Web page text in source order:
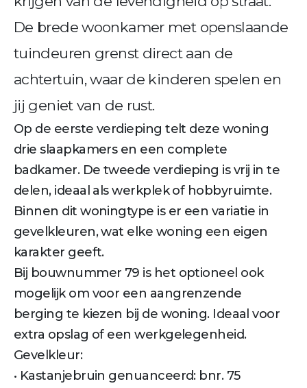
De brede woonkamer met openslaande
tuindeuren grenst direct aan de
achtertuin, waar de kinderen spelen en
jij geniet van de rust.
Op de eerste verdieping telt deze woning
drie slaapkamers en een complete
badkamer. De tweede verdieping is vrij in te
delen, ideaal als werkplek of hobbyruimte.
Binnen dit woningtype is er een variatie in
gevelkleuren, wat elke woning een eigen
karakter geeft.
Bij bouwnummer 79 is het optioneel ook
mogelijk om voor een aangrenzende
berging te kiezen bij de woning. Ideaal voor
extra opslag of een werkgelegenheid.
Gevelkleur:
• Kastanjebruin genuanceerd: bnr. 75